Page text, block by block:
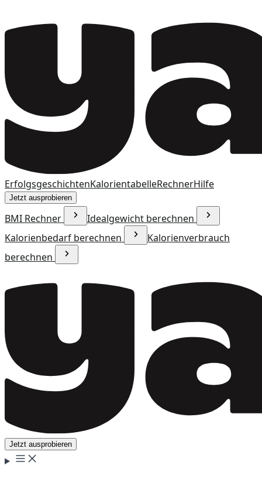
ErfolgsgeschichtenKalorientabelleRechnerHilfe
Jetzt ausprobieren
BMI Rechner
Idealgewicht berechnen
Kalorienbedarf berechnen
Kalorienverbrauch
berechnen
Jetzt ausprobieren